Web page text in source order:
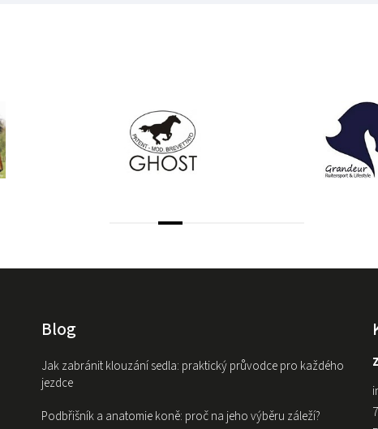
Blog
Jak zabránit klouzání sedla: praktický průvodce pro každého
jezdce
Podbřišník a anatomie koně: proč na jeho výběru záleží?